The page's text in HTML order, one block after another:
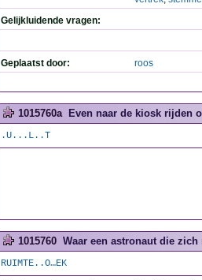
Gelijkluidende vragen:
Geplaatst door: roos
1015760a Even naar de kiosk rijden
.U...L..T
1015760 Waar een astronaut die
RUIMTE..O…EK